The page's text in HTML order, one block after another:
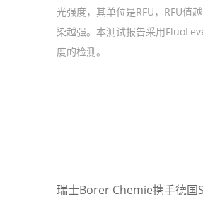
光强度，其单位是RFU，RFU值
染越强。本测试报告采用
度的检测。
瑞士Borer Chemie携手德国